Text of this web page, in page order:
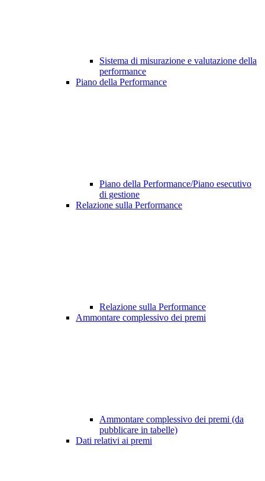
Sistema di misurazione e valutazione della
performance
Piano della Performance
Piano della Performance/Piano esecutivo
di gestione
Relazione sulla Performance
Relazione sulla Performance
Ammontare complessivo dei premi
Ammontare complessivo dei premi (da
pubblicare in tabelle)
Dati relativi ai premi